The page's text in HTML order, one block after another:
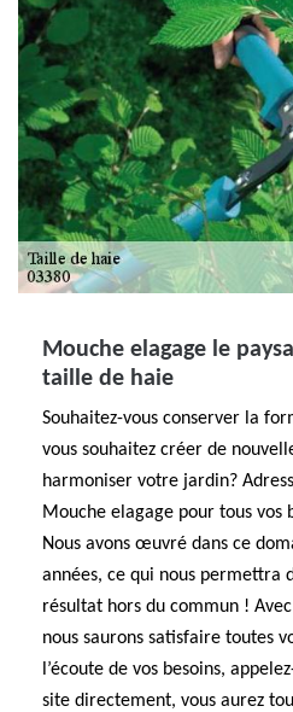
Mouche elagage le
taille de haie
Souhaitez-vous conserver la
vous souhaitez créer de
harmoniser votre jardin?
Mouche elagage pour tous vos
Nous avons œuvré dans ce
années, ce qui nous permettra
résultat hors du commun !
nous saurons satisfaire toutes
l’écoute de vos besoins,
site directement, vous aurez